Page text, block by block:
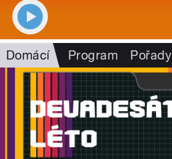
Domácí Program Pořady